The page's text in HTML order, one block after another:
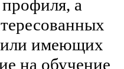
а
имеющих
на обучение